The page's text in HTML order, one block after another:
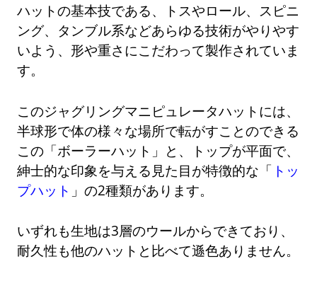
ハットの基本技である、トスやロール、スピニ
ング、タンブル系などあらゆる技術がやりやす
いよう、形や重さにこだわって製作されていま
す。
このジャグリングマニピュレータハットには、
半球形で体の様々な場所で転がすことのできる
この「ボーラーハット」と、トップが平面で、
紳士的な印象を与える見た目が特徴的な「 トッ
プハット 」の2種類があります。
いずれも生地は3層のウールからできており、
耐久性も他のハットと比べて遜色ありません。